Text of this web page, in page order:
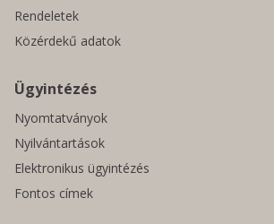
Rendeletek
Közérdekű adatok
Ügyintézés
Nyomtatványok
Nyilvántartások
Elektronikus ügyintézés
Fontos címek